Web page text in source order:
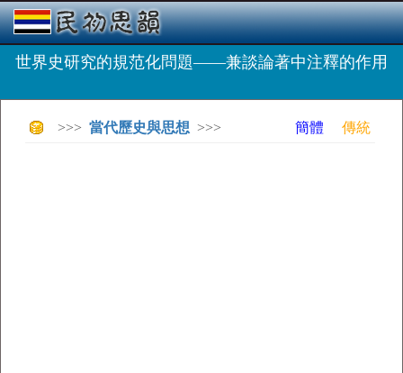
世界史研究的規范化問題——兼談論著中注釋的作用
>>> 當代歷史與思想 >>> 簡體 傳統